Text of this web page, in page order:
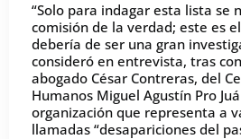
“Solo para indagar esta lista se
comisión de la verdad; este es
debería de ser una gran
consideró en entrevista, tras
abogado César Contreras, del
Humanos Miguel Agustín Pro
organización que representa a
llamadas “desapariciones del